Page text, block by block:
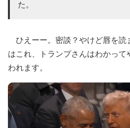
た。
ひえーー。密談？やけど唇を読
はこれ、トランプさんはわかっ
われます。